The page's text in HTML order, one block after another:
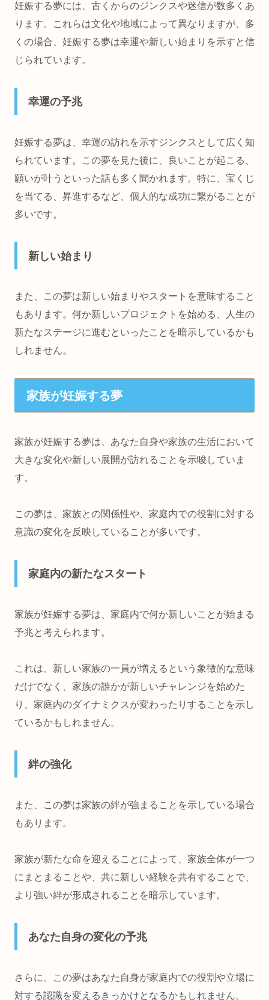
妊娠する夢には、古くからのジンクスや迷信が数多くあ
ります。これらは文化や地域によって異なりますが、多
くの場合、妊娠する夢は幸運や新しい始まりを示すと信
じられています。
幸運の予兆
妊娠する夢は、幸運の訪れを示すジンクスとして広く知
られています。この夢を見た後に、良いことが起こる、
願いが叶うといった話も多く聞かれます。特に、宝くじ
を当てる、昇進するなど、個人的な成功に繋がることが
多いです。
新しい始まり
また、この夢は新しい始まりやスタートを意味すること
もあります。何か新しいプロジェクトを始める、人生の
新たなステージに進むといったことを暗示しているかも
しれません。
家族が妊娠する夢
家族が妊娠する夢は、あなた自身や家族の生活において
大きな変化や新しい展開が訪れることを示唆していま
す。
この夢は、家族との関係性や、家庭内での役割に対する
意識の変化を反映していることが多いです。
家庭内の新たなスタート
家族が妊娠する夢は、家庭内で何か新しいことが始まる
予兆と考えられます。
これは、新しい家族の一員が増えるという象徴的な意味
だけでなく、家族の誰かが新しいチャレンジを始めた
り、家庭内のダイナミクスが変わったりすることを示し
ているかもしれません。
絆の強化
また、この夢は家族の絆が強まることを示している場合
もあります。
家族が新たな命を迎えることによって、家族全体が一つ
にまとまることや、共に新しい経験を共有することで、
より強い絆が形成されることを暗示しています。
あなた自身の変化の予兆
さらに、この夢はあなた自身が家庭内での役割や立場に
対する認識を変えるきっかけとなるかもしれません。